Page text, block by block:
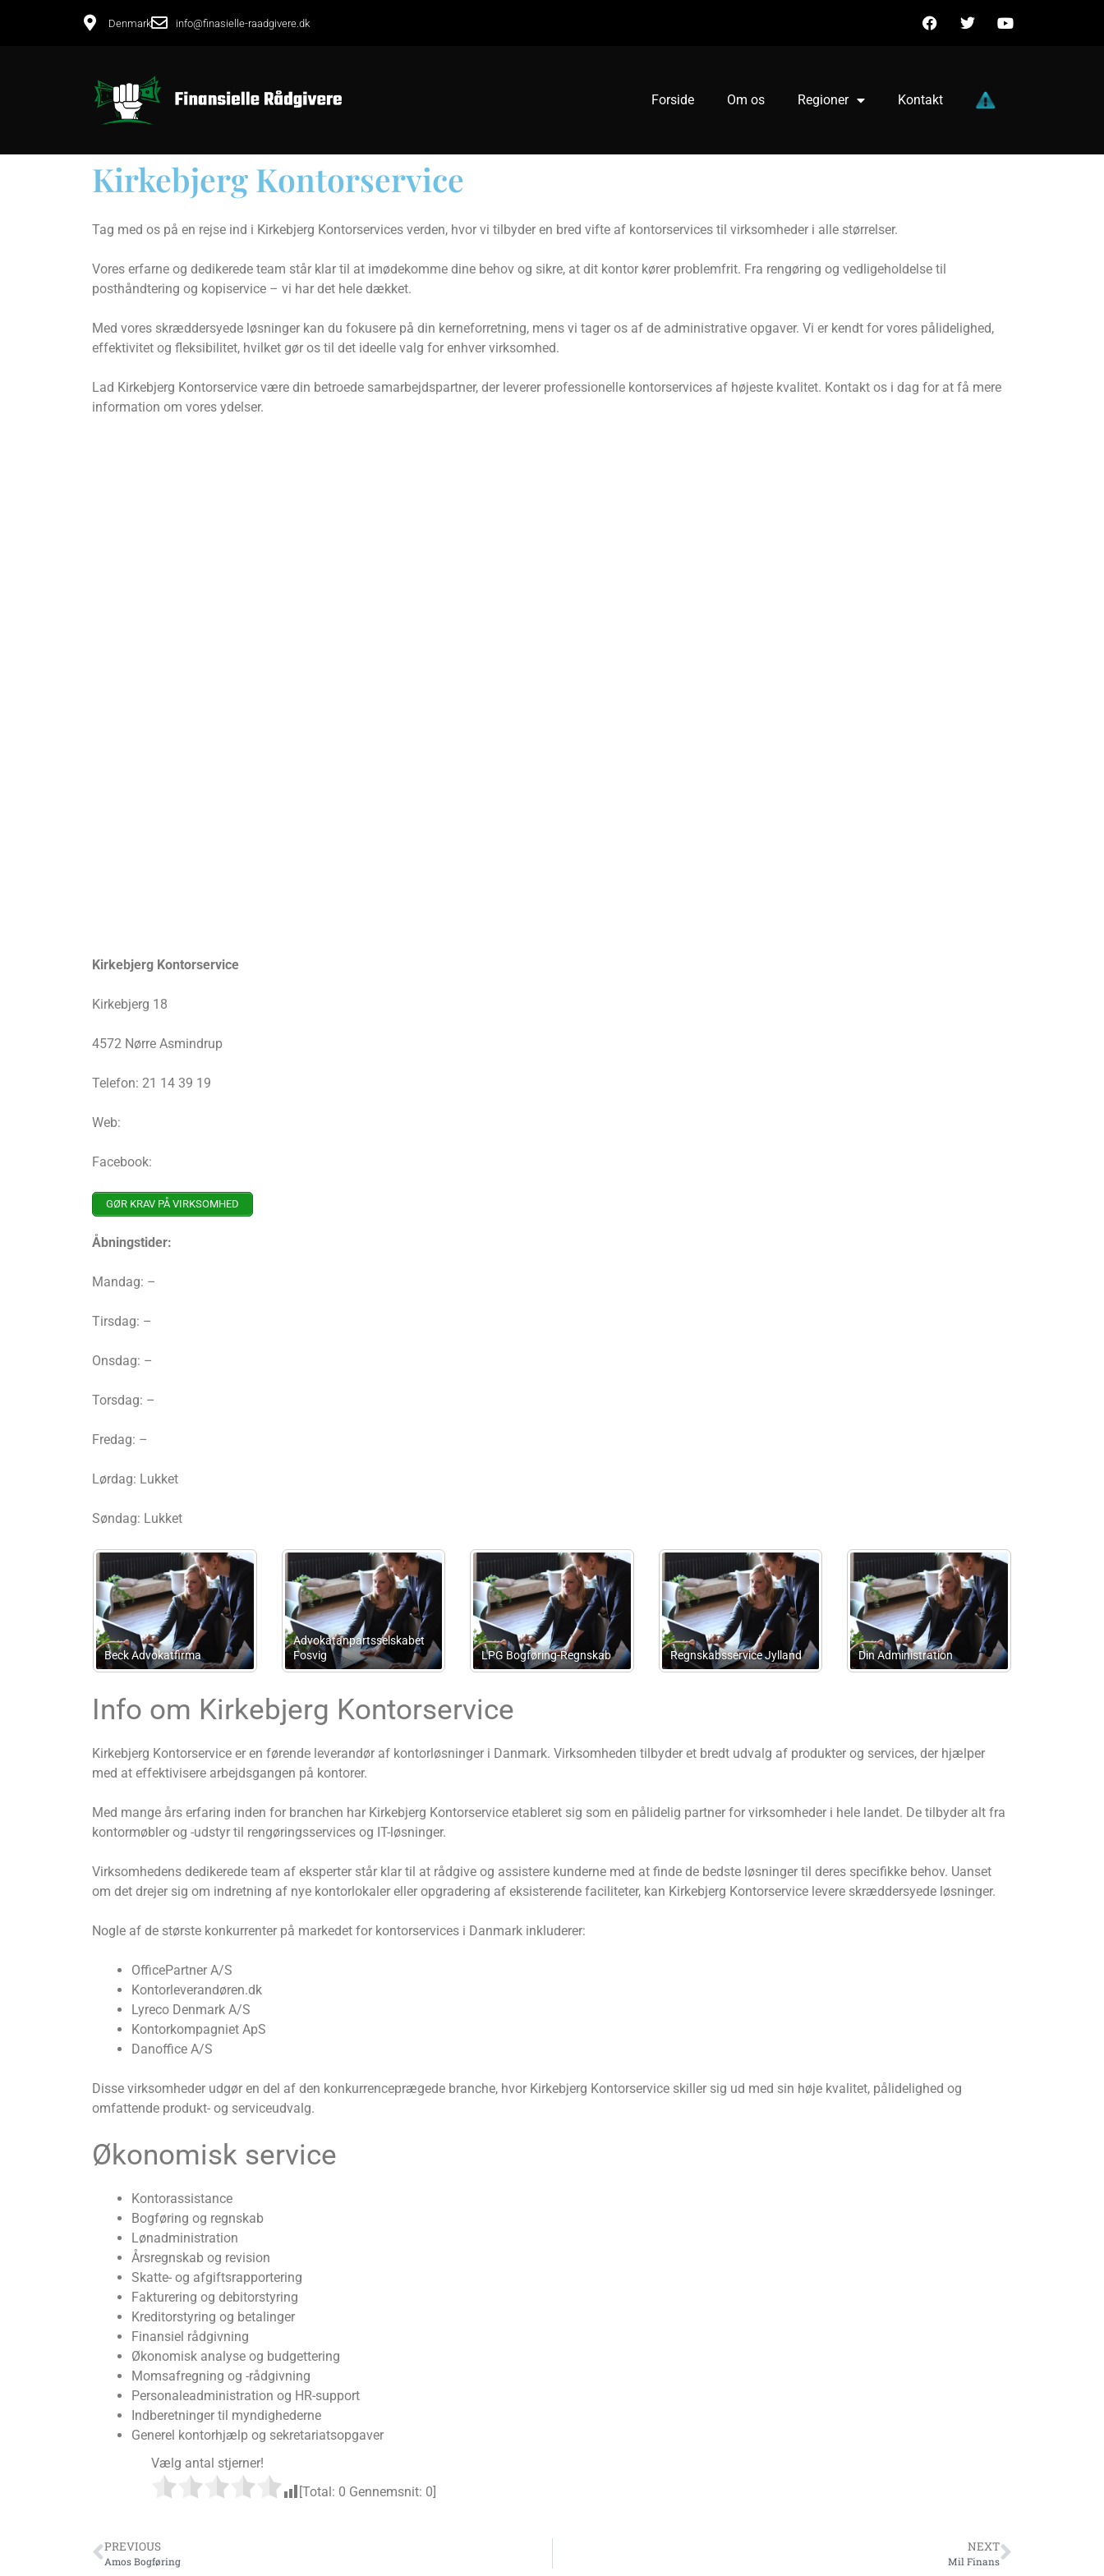
Denmark info@finasielle-raadgivere.dk
Forside Om os Regioner Kontakt
Kirkebjerg Kontorservice
Tag med os på en rejse ind i Kirkebjerg Kontorservices verden, hvor vi tilbyder en bred vifte af kontorservices til virksomheder i alle størrelser.
Vores erfarne og dedikerede team står klar til at imødekomme dine behov og sikre, at dit kontor kører problemfrit. Fra rengøring og vedligeholdelse til
posthåndtering og kopiservice – vi har det hele dækket.
Med vores skræddersyede løsninger kan du fokusere på din kerneforretning, mens vi tager os af de administrative opgaver. Vi er kendt for vores pålidelighed,
effektivitet og fleksibilitet, hvilket gør os til det ideelle valg for enhver virksomhed.
Lad Kirkebjerg Kontorservice være din betroede samarbejdspartner, der leverer professionelle kontorservices af højeste kvalitet. Kontakt os i dag for at få mere
information om vores ydelser.
Kirkebjerg Kontorservice
Kirkebjerg 18
4572 Nørre Asmindrup
Telefon: 21 14 39 19
Web:
Facebook:
GØR KRAV PÅ VIRKSOMHED
Åbningstider:
Mandag: –
Tirsdag: –
Onsdag: –
Torsdag: –
Fredag: –
Lørdag: Lukket
Søndag: Lukket
LPG Bogføring-Regnskab
Regnskabsservice Jylland Din Administration Hjortskov Advokatfirma Advokatfirmaet.dk
Info om Kirkebjerg Kontorservice
Kirkebjerg Kontorservice er en førende leverandør af kontorløsninger i Danmark. Virksomheden tilbyder et bredt udvalg af produkter og services, der hjælper
med at effektivisere arbejdsgangen på kontorer.
Med mange års erfaring inden for branchen har Kirkebjerg Kontorservice etableret sig som en pålidelig partner for virksomheder i hele landet. De tilbyder alt fra
kontormøbler og -udstyr til rengøringsservices og IT-løsninger.
Virksomhedens dedikerede team af eksperter står klar til at rådgive og assistere kunderne med at finde de bedste løsninger til deres specifikke behov. Uanset
om det drejer sig om indretning af nye kontorlokaler eller opgradering af eksisterende faciliteter, kan Kirkebjerg Kontorservice levere skræddersyede løsninger.
Nogle af de største konkurrenter på markedet for kontorservices i Danmark inkluderer:
OfficePartner A/S
Kontorleverandøren.dk
Lyreco Denmark A/S
Kontorkompagniet ApS
Danoffice A/S
Disse virksomheder udgør en del af den konkurrenceprægede branche, hvor Kirkebjerg Kontorservice skiller sig ud med sin høje kvalitet, pålidelighed og
omfattende produkt- og serviceudvalg.
Økonomisk service
Kontorassistance
Bogføring og regnskab
Lønadministration
Årsregnskab og revision
Skatte- og afgiftsrapportering
Fakturering og debitorstyring
Kreditorstyring og betalinger
Finansiel rådgivning
Økonomisk analyse og budgettering
Momsafregning og -rådgivning
Personaleadministration og HR-support
Indberetninger til myndighederne
Generel kontorhjælp og sekretariatsopgaver
Vælg antal stjerner!
[Total: 0 Gennemsnit: 0]
PREVIOUS
Amos Bogføring
NEXT
Mil Finans